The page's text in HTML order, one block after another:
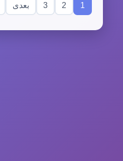
1
2
3 بعدی